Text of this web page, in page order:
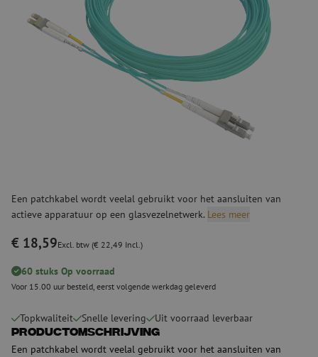
Een patchkabel wordt veelal gebruikt voor het aansluiten van
actieve apparatuur op een glasvezelnetwerk. Lees meer
€ 18,59Excl. btw (€ 22,49 Incl.)
60 stuks Op voorraad
Voor 15.00 uur besteld, eerst volgende werkdag geleverd
Topkwaliteit Snelle levering Uit voorraad leverbaar
Productomschrijving
Een patchkabel wordt veelal gebruikt voor het aansluiten van